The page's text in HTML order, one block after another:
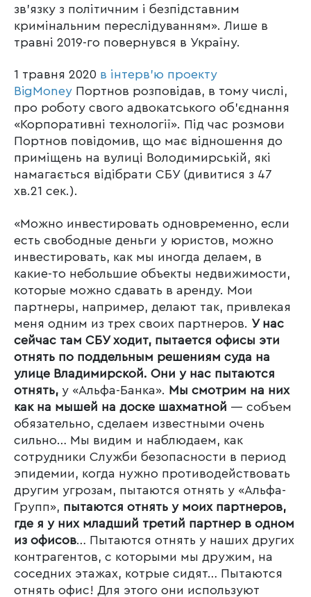
зв’язку з політичним і безпідставним
кримінальним переслідуванням». Лише в
травні 2019-го повернувся в Україну.
1 травня 2020 в інтерв’ю проекту
BigMoney Портнов розповідав, в тому числі,
про роботу свого адвокатського об’єднання
«Корпоративні технології». Під час розмови
Портнов повідомив, що має відношення до
приміщень на вулиці Володимирській, які
намагається відібрати СБУ (дивитися з 47
хв.21 сек.).
«Можно инвестировать одновременно, если
есть свободные деньги у юристов, можно
инвестировать, как мы иногда делаем, в
какие-то небольшие объекты недвижимости,
которые можно сдавать в аренду. Мои
партнеры, например, делают так, привлекая
меня одним из трех своих партнеров. У нас
сейчас там СБУ ходит, пытается офисы эти
отнять по поддельным решениям суда на
улице Владимирской. Они у нас пытаются
отнять, у «Альфа-Банка». Мы смотрим на них
как на мышей на доске шахматной — собъем
обязательно, сделаем известными очень
сильно… Мы видим и наблюдаем, как
сотрудники Служби безопасности в период
эпидемии, когда нужно противодействовать
другим угрозам, пытаются отнять у «Альфа-
Групп», пытаются отнять у моих партнеров,
где я у них младший третий партнер в одном
из офисов… Пытаются отнять у наших других
контрагентов, с которыми мы дружим, на
соседних этажах, котрые сидят… Пытаются
отнять офис! Для этого они используют